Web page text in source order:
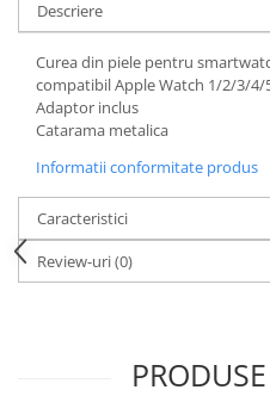
Descriere
Curea din piele pentru
compatibil Apple Watch 1/2/3/4/
Adaptor inclus
Catarama metalica
Informatii conformitate produs
Caracteristici
Review-uri(0)